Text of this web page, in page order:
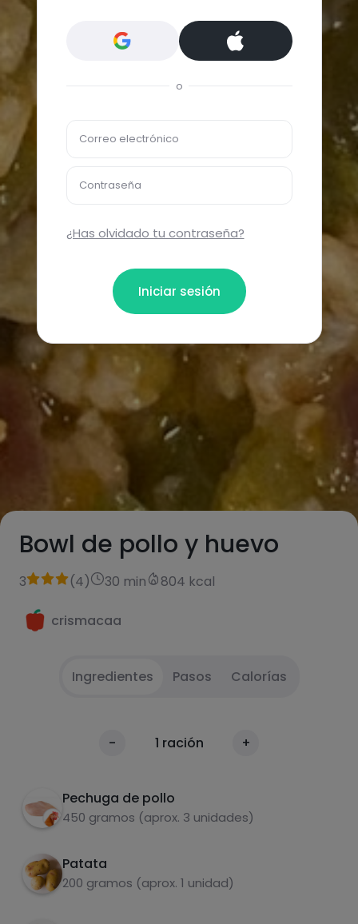
Bowl de pollo y huevo
3 (4) 30 min 804 kcal
crismacaa
Ingredientes Pasos Calorías
- 1 ración +
Pechuga de pollo
450 gramos (aprox. 3 unidades)
Patata
200 gramos (aprox. 1 unidad)
Picar todo y saltear
3 huevo a la plancha
o
Correo electrónico
Contraseña
¿Has olvidado tu contraseña?
Iniciar sesión